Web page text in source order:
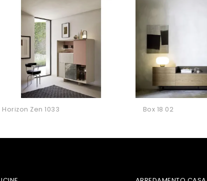
Horizon Zen 1033 Box 18 02